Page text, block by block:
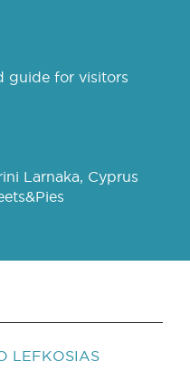
guide for visitors
Larnaka, Cyprus
LEFKOSIAS